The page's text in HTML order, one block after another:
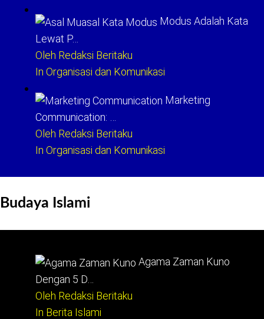
Modus Adalah Kata
Lewat P…
Oleh Redaksi Beritaku
In Organisasi dan Komunikasi
Marketing
Communication: …
Oleh Redaksi Beritaku
In Organisasi dan Komunikasi
Budaya Islami
Agama Zaman Kuno
Dengan 5 D…
Oleh Redaksi Beritaku
In Berita Islami